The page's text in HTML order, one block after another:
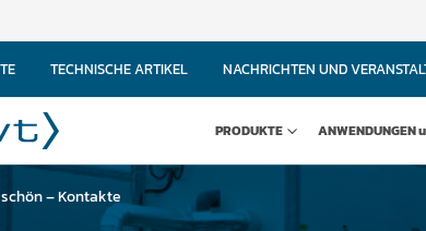
TECHNISCHE ARTIKEL NACHRICHTEN UND
PRODUKTE ANWENDUNGEN
– Kontakte